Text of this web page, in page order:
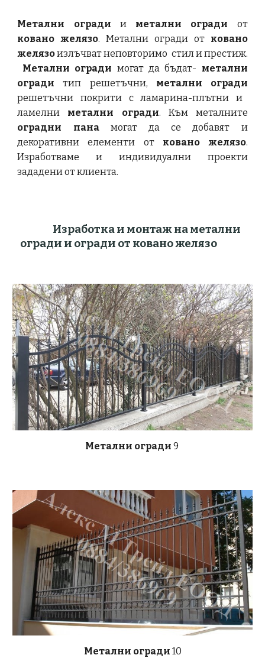
Метални огради и метални огради от
ковано желязо.Метални огради отковано
желязоизлъчват неповторимо стил и престиж.
Метални огради могат да бъдат- метални
огради тип решетъчни, метални огради
решетъчни покрити с ламарина-плътни и
ламелни метални огради. Към металните
оградни
панамогат да се добавят и
декоративни елементи от ковано желязо.
Изработваме и индивидуални проекти
зададени от клиента.
Изработка и монтаж на метални
огради и огради от ковано желязо
Метални огради 9
Метални огради 10